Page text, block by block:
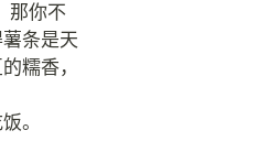
那你不
条是天
糯香，